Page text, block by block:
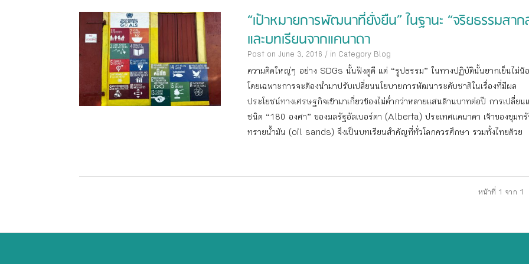
“เป้าหมายการพัฒนาที่ยั่งยืน” ในฐานะ “จริยธรรมสาก
และบทเรียนจากแคนาดา
Post on June 3, 2016 / in Category Blog
ความคิดใหญ่ๆ อย่าง SDGs นั้นฟังดูดี แต่ “รูปธรรม” ในทางปฏิบัตินั้นยากเย็นไม่น้
โดยเฉพาะการจะต้องนำมาปรับเปลี่ยนนโยบายการพัฒนาระดับชาติในเรื่องที่มีผล
ประโยชน์ทางเศรษฐกิจเข้ามาเกี่ยวข้องไม่ต่ำกว่าหลายแสนล้านบาทต่อปี การเปลี่ยน
ชนิด “180 องศา” ของมลรัฐอัลเบอร์ตา (Alberta) ประเทศแคนาดา เจ้าของขุมท
ทรายน้ำมัน (oil sands) จึงเป็นบทเรียนสำคัญที่ทั่วโลกควรศึกษา รวมทั้งไทยด้วย
หน้าที่ 1 จาก 1